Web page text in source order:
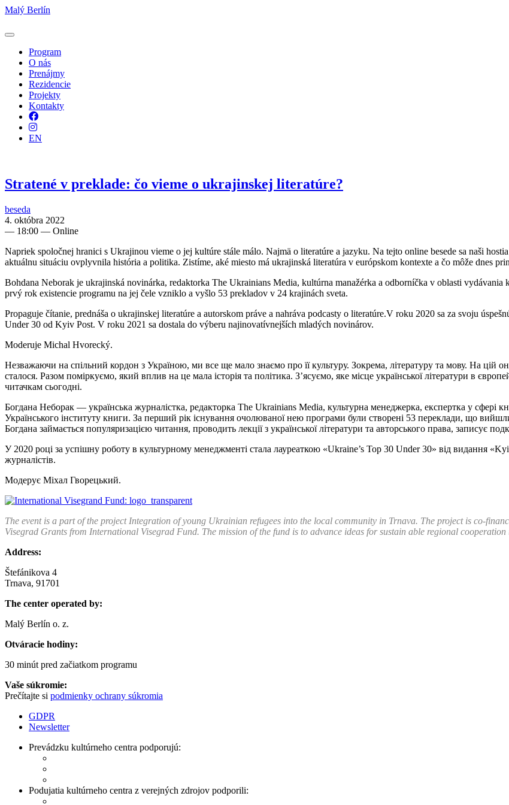
Malý Berlín
Program
O nás
Prenájmy
Rezidencie
Projekty
Kontakty
Facebook
Instagram
EN
Stratené v preklade: čo vieme o ukrajinskej literatúre?
beseda
4. októbra 2022
— 18:00 — Online
Napriek spoločnej hranici s Ukrajinou vieme o jej kultúre stále málo. Najmä o literatúre a jazyku. Na tejto online besede sa naši
aktuálnu situáciu ovplyvnila história a politika. Zistíme, aké miesto má ukrajinská literatúra v európskom kontexte a čo môže dnes
Bohdana Neborak je ukrajinská novinárka, redaktorka The Ukrainians Media, kultúrna manažérka a odborníčka v oblasti
prvý rok existencie programu na jej čele vzniklo a vyšlo 53 prekladov v 24 krajinách sveta.
Propaguje čítanie, prednáša o ukrajinskej literatúre a autorskom práve a nahráva podcasty o literatúre.V roku 2020 sa za svoju
Under 30 od Kyiv Post. V roku 2021 sa dostala do výberu najinovatívnejších mladých novinárov.
Moderuje Michal Hvorecký.
Незважаючи на спільний кордон з Україною, ми все ще мало знаємо про її культуру. Зокрема, літературу та мову. На цій
сталося. Разом поміркуємо, який вплив на це мала історія та політика. З’ясуємо, яке місце української літератури в
читачкам сьогодні.
Богдана Неборак — українська журналістка, редакторка The Ukrainians Media, культурна менеджерка, експертка у сфері
Українського інституту книги. За перший рік існування очолюваної нею програми були створені 53 переклади, що
Богдана займається популяризацією читання, проводить лекції з української літератури та авторського права, записує
У 2020 році за успішну роботу в культурному менеджменті стала лауреаткою «Ukraine’s Top 30 Under 30» від видання
журналістів.
Модерує Міхал Гворецький.
The event is a part of the project Integration of young Ukrainian refugees into the local community in Trnava. The project is co-
Visegrad Grants from International Visegrad Fund. The mission of the fund is to advance ideas for sustain able regional
Address:
Štefánikova 4
Trnava, 91701
The center operated by:
Malý Berlín o. z.
Otváracie hodiny:
30 minút pred začiatkom programu
Vaše súkromie:
Prečítajte si podmienky ochrany súkromia
GDPR
Newsletter
Prevádzku kultúrneho centra podporujú:
Podujatia kultúrneho centra z verejných zdrojov podporili: